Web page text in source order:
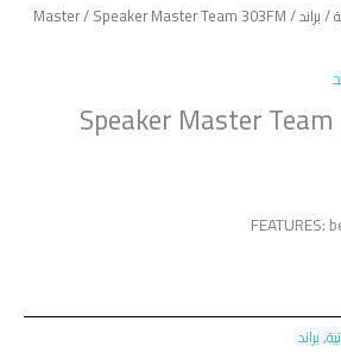
/براند/
Master/ Speaker Master Team 303FM
Speaker Master
,براند